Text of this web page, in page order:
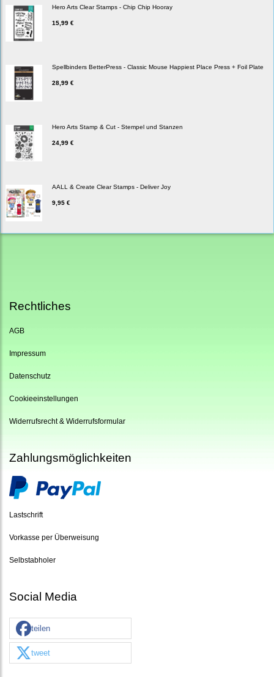
Hero Arts Clear Stamps - Chip Chip Hooray
15,99 €
Spellbinders BetterPress - Classic Mouse Happiest Place Press + Foil Plate
28,99 €
Hero Arts Stamp & Cut - Stempel und Stanzen
24,99 €
AALL & Create Clear Stamps - Deliver Joy
9,95 €
Rechtliches
AGB
Impressum
Datenschutz
Cookieeinstellungen
Widerrufsrecht & Widerrufsformular
Zahlungsmöglichkeiten
Lastschrift
Vorkasse per Überweisung
Selbstabholer
Social Media
teilen
tweet